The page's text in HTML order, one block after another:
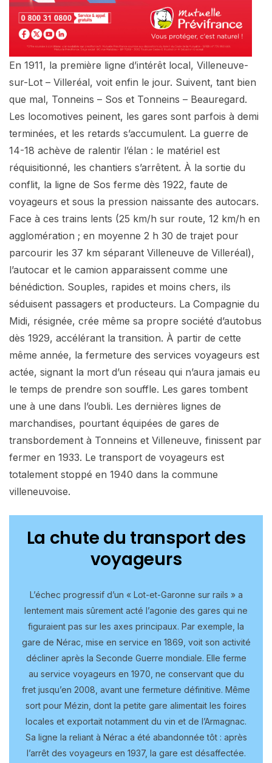
En 1911, la première ligne d’intérêt local, Villeneuve-
sur-Lot – Villeréal, voit enfin le jour. Suivent, tant bien
que mal, Tonneins – Sos et Tonneins – Beauregard.
Les locomotives peinent, les gares sont parfois à demi
terminées, et les retards s’accumulent. La guerre de
14-18 achève de ralentir l’élan : le matériel est
réquisitionné, les chantiers s’arrêtent. À la sortie du
conflit, la ligne de Sos ferme dès 1922, faute de
voyageurs et sous la pression naissante des autocars.
Face à ces trains lents (25 km/h sur route, 12 km/h en
agglomération ; en moyenne 2 h 30 de trajet pour
parcourir les 37 km séparant Villeneuve de Villeréal),
l’autocar et le camion apparaissent comme une
bénédiction. Souples, rapides et moins chers, ils
séduisent passagers et producteurs. La Compagnie du
Midi, résignée, crée même sa propre société d’autobus
dès 1929, accélérant la transition. À partir de cette
même année, la fermeture des services voyageurs est
actée, signant la mort d’un réseau qui n’aura jamais eu
le temps de prendre son souffle. Les gares tombent
une à une dans l’oubli. Les dernières lignes de
marchandises, pourtant équipées de gares de
transbordement à Tonneins et Villeneuve, finissent par
fermer en 1933. Le transport de voyageurs est
totalement stoppé en 1940 dans la commune
villeneuvoise.
La chute du transport des
voyageurs
L’échec progressif d’un « Lot-et-Garonne sur rails » a
lentement mais sûrement acté l’agonie des gares qui ne
figuraient pas sur les axes principaux. Par exemple, la
gare de Nérac, mise en service en 1869, voit son activité
décliner après la Seconde Guerre mondiale. Elle ferme
au service voyageurs en 1970, ne conservant que du
fret jusqu’en 2008, avant une fermeture définitive. Même
sort pour Mézin, dont la petite gare alimentait les foires
locales et exportait notamment du vin et de l’Armagnac.
Sa ligne la reliant à Nérac a été abandonnée tôt : après
l’arrêt des voyageurs en 1937, la gare est désaffectée.